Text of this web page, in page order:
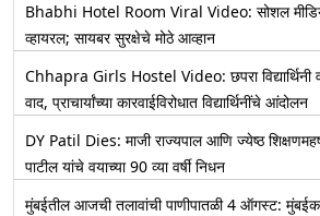
Bhabhi Hotel Room Viral Video: सोशल
व्हायरल; सायबर सुरक्षेचे मोठे आव्हान
Chhapra Girls Hostel Video: छपरा विद्यार्थिनी
वाद, प्राचार्यांच्या कारवाईविरोधात विद्यार्थिनींचे आंदोलन
DY Patil Dies: माजी राज्यपाल आणि ज्येष्ठ
पाटील यांचे वयाच्या 90 व्या वर्षी निधन
मुंबईतील आजची तलावांची पाणीपातळी 4 ऑगस्ट: